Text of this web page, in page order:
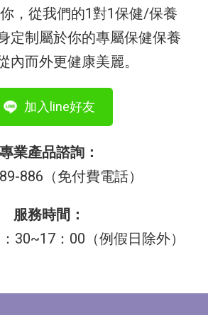
，從我們的1對1保健/保養
定制屬於你的專屬保健保養
內而外更健康美麗。
加入line好友
專業產品諮詢：
886 （免付費電話）
服務時間：
30~17：00 （例假日除外）